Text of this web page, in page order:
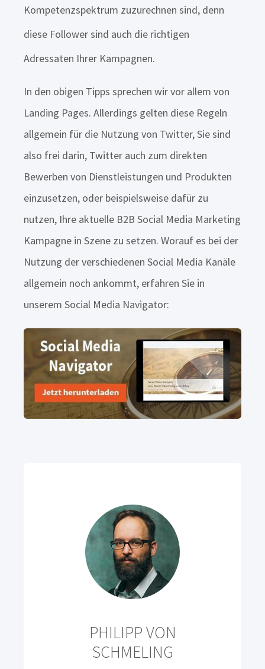
Kompetenzspektrum zuzurechnen sind, denn
diese Follower sind auch die richtigen
Adressaten Ihrer Kampagnen.
In den obigen Tipps sprechen wir vor allem von
Landing Pages. Allerdings gelten diese Regeln
allgemein für die Nutzung von Twitter, Sie sind
also frei darin, Twitter auch zum direkten
Bewerben von Dienstleistungen und Produkten
einzusetzen, oder beispielsweise dafür zu
nutzen, Ihre aktuelle B2B Social Media Marketing
Kampagne in Szene zu setzen. Worauf es bei der
Nutzung der verschiedenen Social Media Kanäle
allgemein noch ankommt, erfahren Sie in
unserem Social Media Navigator:
PHILIPP VON
SCHMELING